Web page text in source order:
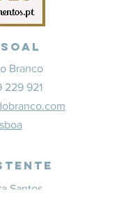
Branco
229 921
Santos